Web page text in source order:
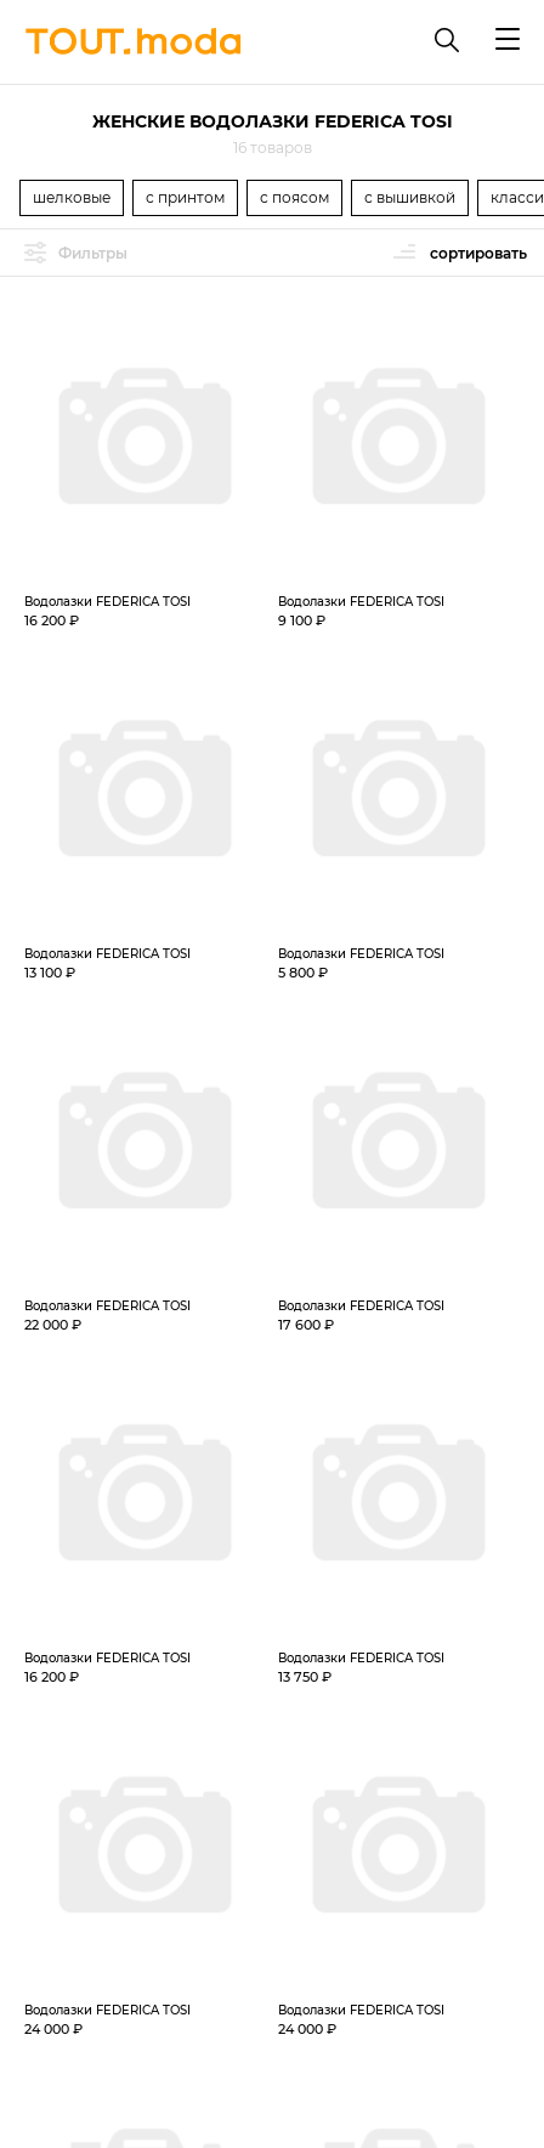
ЖЕНСКИЕ ВОДОЛАЗКИ FEDERICA TOSI
16 товаров
шелковые с принтом с поясом с вышивкой
Фильтры сортировать
Водолазки FEDERICA TOSI
16 200 ₽
Водолазки FEDERICA TOSI
9 100 ₽
Водолазки FEDERICA TOSI
13 100 ₽
Водолазки FEDERICA TOSI
5 800 ₽
Водолазки FEDERICA TOSI
22 000 ₽
Водолазки FEDERICA TOSI
17 600 ₽
Водолазки FEDERICA TOSI
16 200 ₽
Водолазки FEDERICA TOSI
13 750 ₽
Водолазки FEDERICA TOSI
24 000 ₽
Водолазки FEDERICA TOSI
24 000 ₽